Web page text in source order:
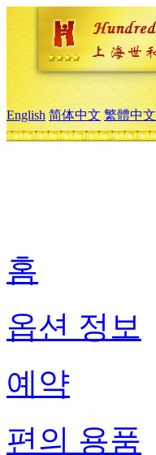
English 简体中文 繁體中文
홈
옵션 정보
예약
편의 용품